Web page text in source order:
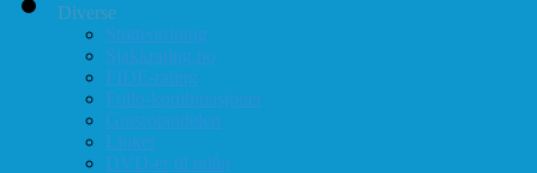
Diverse
Støtteordning
Sjakkrating.no
FIDE-rating
Follo-kombinasjoner
Grasrotandelen
Linker
DVD-er til utlån